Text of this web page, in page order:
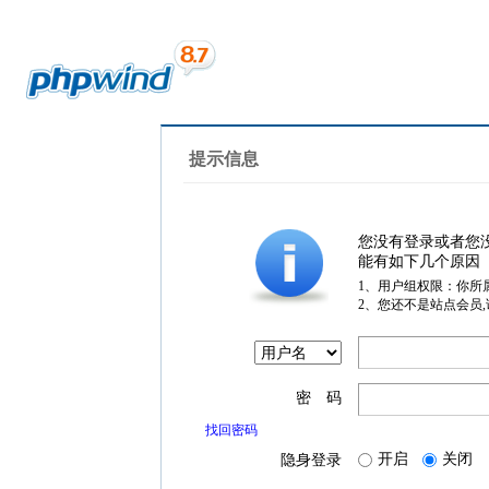
提示信息
您没有登录或者您
能有如下几个原因
1、用户组权限：你所
2、您还不是站点会员
密 码
找回密码
隐身登录 开启 关闭